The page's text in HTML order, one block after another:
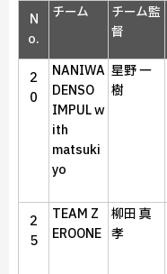
N
o.
チーム
チーム監
督
2
0
NANIWA
DENSO
IMPUL w
ith
matsuki
yo
星野 一
樹
2
5
TEAM Z
EROONE
柳田 真
孝